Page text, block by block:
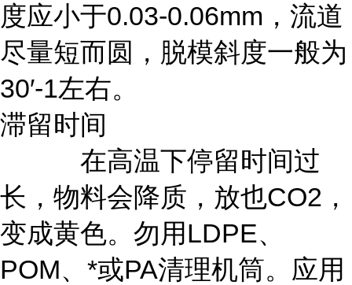
度应小于0.03-0.06mm，流道
尽量短而圆，脱模斜度一般为
30′-1左右。
滞留时间
在高温下停留时间过
长，物料会降质，放也CO2，
变成黄色。勿用LDPE、
POM、*或PA清理机筒。应用